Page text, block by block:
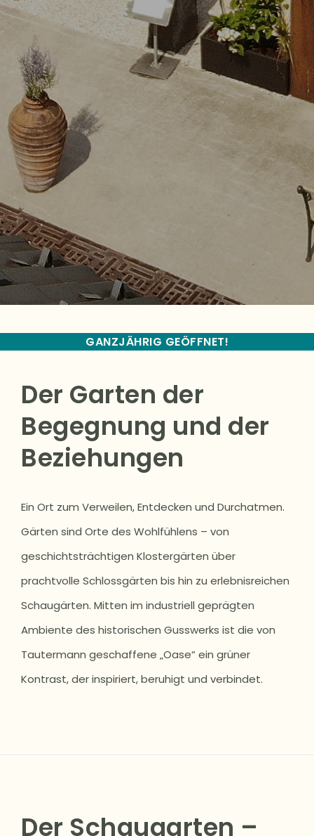
GANZJÄHRIG GEÖFFNET!
Der Garten der
Begegnung und der
Beziehungen
Ein Ort zum Verweilen, Entdecken und Durchatmen.
Gärten sind Orte des Wohlfühlens – von
geschichtsträchtigen Klostergärten über
prachtvolle Schlossgärten bis hin zu erlebnisreichen
Schaugärten. Mitten im industriell geprägten
Ambiente des historischen Gusswerks ist die von
Tautermann geschaffene „Oase“ ein grüner
Kontrast, der inspiriert, beruhigt und verbindet.
Der Schaugarten –